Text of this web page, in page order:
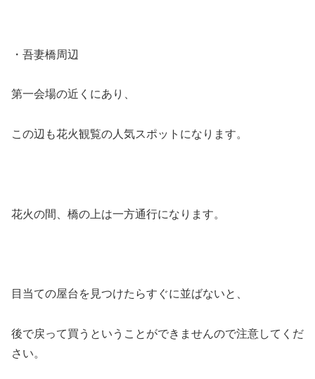
・吾妻橋周辺
第一会場の近くにあり、
この辺も花火観覧の人気スポットになります。
花火の間、橋の上は一方通行になります。
目当ての屋台を見つけたらすぐに並ばないと、
後で戻って買うということができませんので注意してくだ
さい。